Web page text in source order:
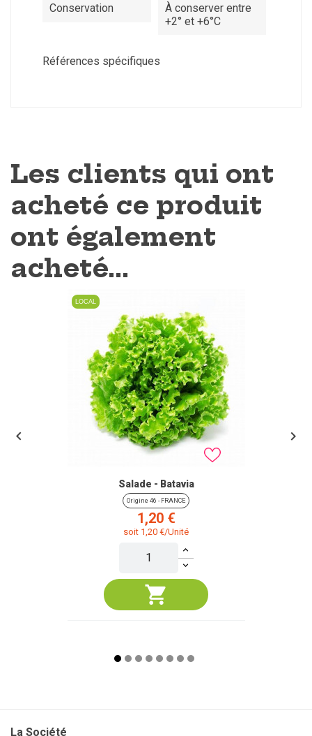
Conservation
À conserver entre
+2° et +6°C
Références spécifiques
Les clients qui ont
acheté ce produit
ont également
acheté...
LOCAL
Salade - Batavia
Origine 46 - FRANCE
Prix
1,20 €
soit 1,20 €/Unité
 
La Société